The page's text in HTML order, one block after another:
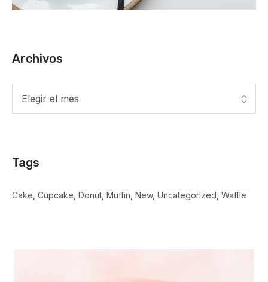
Archivos
Tags
Cake Cupcake Donut Muffin New Uncategorized Waffle